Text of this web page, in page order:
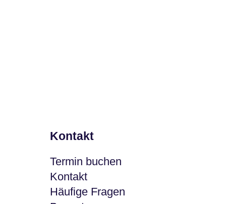
Kontakt
Termin buchen
Kontakt
Häufige Fragen